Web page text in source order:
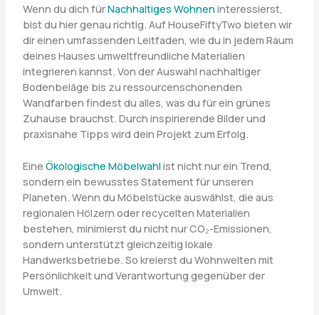
Wenn du dich fürNachhaltiges Wohneninteressierst,
bist du hier genau richtig. Auf HouseFiftyTwo bieten wir
dir einen umfassenden Leitfaden, wie du in jedem Raum
deines Hauses umweltfreundliche Materialien
integrieren kannst. Von der Auswahl nachhaltiger
Bodenbeläge bis zu ressourcenschonenden
Wandfarben findest du alles, was du für ein grünes
Zuhause brauchst. Durch inspirierende Bilder und
praxisnahe Tipps wird dein Projekt zum Erfolg.
Eine Ökologische Möbelwahlist nicht nur ein Trend,
sondern ein bewusstes Statement für unseren
Planeten. Wenn du Möbelstücke auswählst, die aus
regionalen Hölzern oder recycelten Materialien
bestehen, minimierst du nicht nur CO₂-Emissionen,
sondern unterstützt gleichzeitig lokale
Handwerksbetriebe. So kreierst du Wohnwelten mit
Persönlichkeit und Verantwortung gegenüber der
Umwelt.